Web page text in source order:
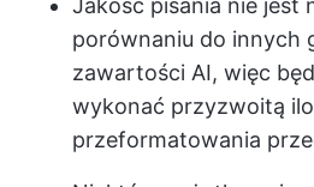
Jakość pisania nie jest
porównaniu do innych
zawartości AI, więc
wykonać przyzwoitą
przeformatowania